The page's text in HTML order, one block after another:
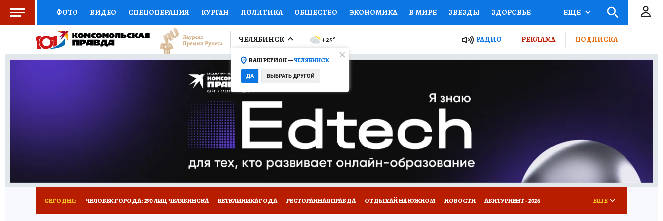
ФОТО ВИДЕО СПЕЦОПЕРАЦИЯ КУРГАН ПОЛИТИКА ОБЩЕСТВО ЭКОНОМИКА В МИРЕ ЗВЕЗДЫ ЗДОРОВЬЕ
СОЦПОДДЕРЖКА НАУКА СПОРТ КОЛУМНИСТЫ ПРОИСШЕСТВИЯ НАЦИОНАЛЬНЫЕ ПРОЕКТЫ РОССИИ
ВЫБОР ЭКСПЕРТОВ ДОКТОР ФИНАНСЫ ОТКРЫВАЕМ МИР Я ЗНАЮ СЕМЬЯ ЖЕНСКИЕ СЕКРЕТЫ ПУТЕВОДИТЕЛЬ
ПРОГНОЗЫ НА СПОРТ ПРОМОКОДЫ СЕРИАЛЫ
ТЕЛЕВИЗОР КОЛЛЕКЦИИ КОНКУРСЫ ГИД ПОТРЕБИТЕЛЯ
НОВОЕ НА САЙТЕ
ЕЩЕ
ЧЕЛЯБИНСК
ВАШ РЕГИОН —ЧЕЛЯБИНСК
ДА ВЫБРАТЬ ДРУГОЙ
+25° РАДИО РЕКЛАМА ПОДПИСКА
СЕГОДНЯ: ЧЕЛОВЕК ГОРОДА: 290 ЛИЦ ЧЕЛЯБИНСКА ВЕТКЛИНИКА ГОДА РЕСТОРАННАЯ ПРАВДА ОТДЫХАЙ НА ЮЖНОМ НОВОСТИ АБИТУРИЕНТ - 2026 ЕЩЕ